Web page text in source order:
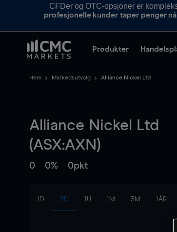
CFDer og OTC-opsjoner er
profesjonelle kunder taper penger
Produkter
Hem Markedsutvalg Alliance Nickel Ltd
Alliance Nickel Ltd
(ASX:AXN)
0 0% 0pkt
1D 3D 1U 1M 3M 1ÅR